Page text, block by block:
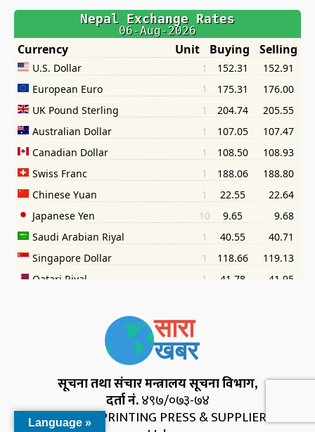
सूचना तथा संचार मन्त्रालय सूचना विभाग,
दर्ता नं.४९७/०७३-७४
SHUPRABHAT PRINTING PRESS & SUPPLIERS Pvt.
Language »